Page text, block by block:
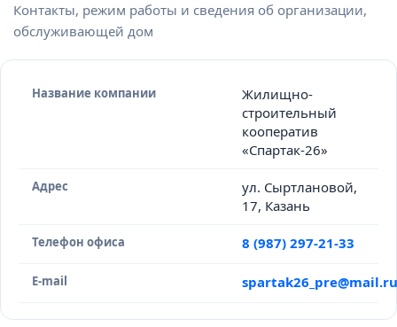
Контакты, режим работы и сведения об организации,
обслуживающей дом
Название компании
Жилищно-
строительный
кооператив
«Спартак-26»
Адрес
ул. Сыртлановой,
17, Казань
Телефон офиса 8 (987) 297-21-33
E-mail spartak26_pre@mail.ru